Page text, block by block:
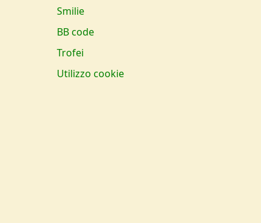
Smilie
BB code
Trofei
Utilizzo cookie